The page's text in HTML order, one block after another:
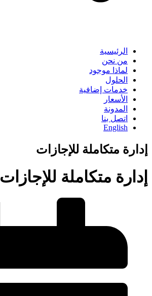
الرئيسية
من نحن
لماذا موجود
الحلول
خدمات إضافية
الأسعار
المدونة
اتصل بنا
English
إدارة متكاملة للإجازات
إدارة متكاملة للإجازات